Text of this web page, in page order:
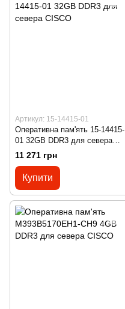
Артикул: 15-14415-01
Оперативна пам'ять 15-14415-
01 32GB DDR3 для севера
CISCO
11 271 грн
Купити